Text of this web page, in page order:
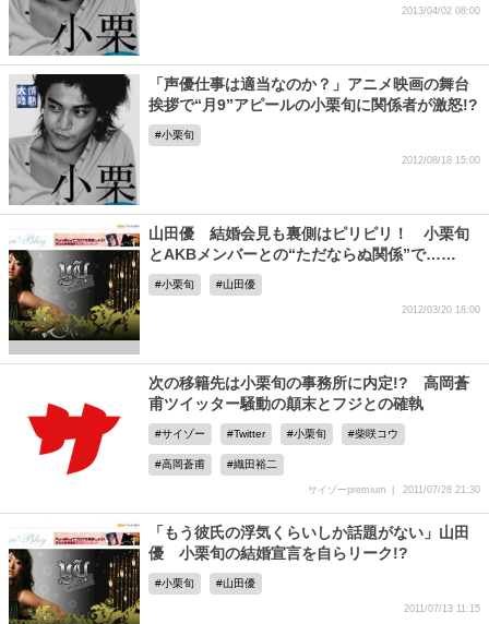
2013/04/02 08:00
「声優仕事は適当なのか？」アニメ映画の舞台
挨拶で“月9”アピールの小栗旬に関係者が激怒!?
小栗旬
2012/08/18 15:00
山田優 結婚会見も裏側はピリピリ！ 小栗旬
とAKBメンバーとの“ただならぬ関係”で……
小栗旬 山田優
2012/03/20 18:00
次の移籍先は小栗旬の事務所に内定!? 高岡蒼
甫ツイッター騒動の顛末とフジとの確執
サイゾー Twitter 小栗旬 柴咲コウ
高岡蒼甫 織田裕二
サイゾーpremium 2011/07/28 21:30
「もう彼氏の浮気くらいしか話題がない」山田
優 小栗旬の結婚宣言を自らリーク!?
小栗旬 山田優
2011/07/13 11:15